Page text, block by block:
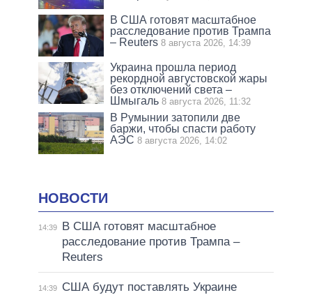
В США готовят масштабное
расследование против Трампа
– Reuters 8 августа 2026, 14:39
Украина прошла период
рекордной августовской жары
без отключений света –
Шмыгаль 8 августа 2026, 11:32
В Румынии затопили две
баржи, чтобы спасти работу
АЭС 8 августа 2026, 14:02
НОВОСТИ
14:39
В США готовят масштабное
расследование против Трампа –
Reuters
14:39
США будут поставлять Украине